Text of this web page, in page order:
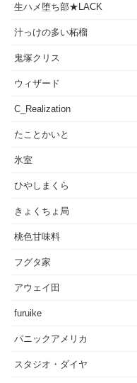
生ハメ堕ち部★LACK
汁っけの多い柘榴
鬼塚クリス
ウィザード
C_Realization
たことかいと
氷室
ひやしまくら
きょくちょ局
桃色甘味料
フグタ家
アウェイ田
furuike
パニックアメリカ
スタジオ・ダイヤ